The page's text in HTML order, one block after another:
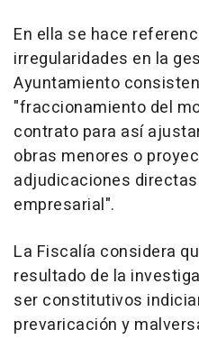
En ella se hace
irregularidades en la
Ayuntamiento
"fraccionamiento del
contrato para así
obras menores o
adjudicaciones
empresarial".
La Fiscalía considera
resultado de la
ser constitutivos
prevaricación y